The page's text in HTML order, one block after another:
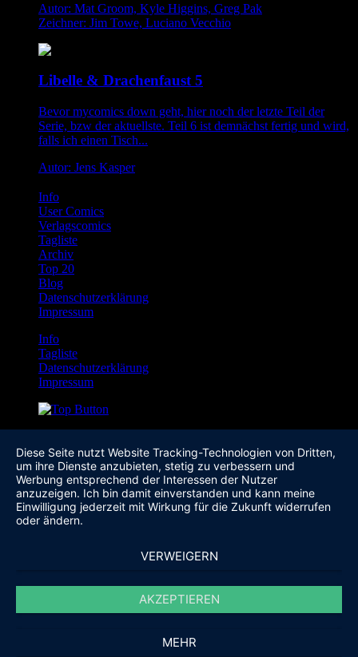
Autor: Mat Groom, Kyle Higgins, Greg Pak
Zeichner: Jim Towe, Luciano Vecchio
Libelle & Drachenfaust 5
Bevor mycomics down geht, hier noch der letzte Teil der
Serie, bzw der aktuellste. Teil 6 ist demnächst fertig und wird,
falls ich einen Tisch...
Autor: Jens Kasper
Info
User Comics
Verlagscomics
Tagliste
Archiv
Top 20
Blog
Datenschutzerklärung
Impressum
Info
Tagliste
Datenschutzerklärung
Impressum
Diese Seite nutzt Website Tracking-Technologien von Dritten,
um ihre Dienste anzubieten, stetig zu verbessern und
Werbung entsprechend der Interessen der Nutzer
anzuzeigen. Ich bin damit einverstanden und kann meine
Einwilligung jederzeit mit Wirkung für die Zukunft widerrufen
oder ändern.
VERWEIGERN
AKZEPTIEREN
MEHR